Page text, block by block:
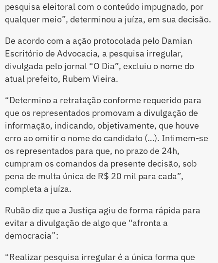
pesquisa eleitoral com o conteúdo impugnado, por
qualquer meio”, determinou a juíza, em sua decisão.
De acordo com a ação protocolada pelo Damian
Escritório de Advocacia, a pesquisa irregular,
divulgada pelo jornal “O Dia”, excluiu o nome do
atual prefeito, Rubem Vieira.
“Determino a retratação conforme requerido para
que os representados promovam a divulgação de
informação, indicando, objetivamente, que houve
erro ao omitir o nome do candidato (…). Intimem-se
os representados para que, no prazo de 24h,
cumpram os comandos da presente decisão, sob
pena de multa única de R$ 20 mil para cada”,
completa a juíza.
Rubão diz que a Justiça agiu de forma rápida para
evitar a divulgação de algo que “afronta a
democracia”:
“Realizar pesquisa irregular é a única forma que